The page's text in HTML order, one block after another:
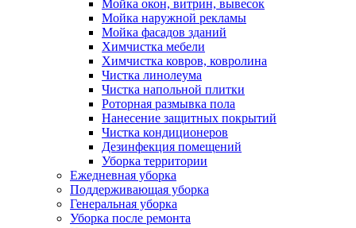
Мойка окон, витрин, вывесок
Мойка наружной рекламы
Мойка фасадов зданий
Химчистка мебели
Химчистка ковров, ковролина
Чистка линолеума
Чистка напольной плитки
Роторная размывка пола
Нанесение защитных покрытий
Чистка кондиционеров
Дезинфекция помещений
Уборка территории
Ежедневная уборка
Поддерживающая уборка
Генеральная уборка
Уборка после ремонта